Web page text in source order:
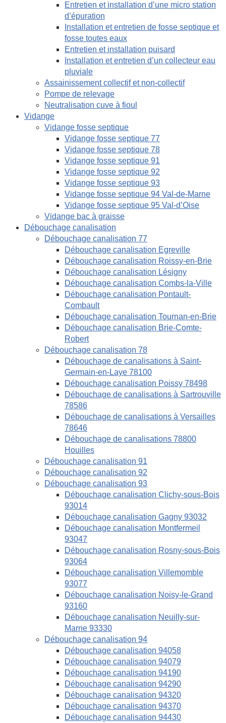
Entretien et installation d’une micro station
d’épuration
Installation et entretien de fosse septique et
fosse toutes eaux
Entretien et installation puisard
Installation et entretien d’un collecteur eau
pluviale
Assainissement collectif et non-collectif
Pompe de relevage
Neutralisation cuve à fioul
Vidange
Vidange fosse septique
Vidange fosse septique 77
Vidange fosse septique 78
Vidange fosse septique 91
Vidange fosse septique 92
Vidange fosse septique 93
Vidange fosse septique 94 Val-de-Marne
Vidange fosse septique 95 Val-d’Oise
Vidange bac à graisse
Débouchage canalisation
Débouchage canalisation 77
Débouchage canalisation Egreville
Débouchage canalisation Roissy-en-Brie
Débouchage canalisation Lésigny
Débouchage canalisation Combs-la-Ville
Débouchage canalisation Pontault-
Combault
Débouchage canalisation Tournan-en-Brie
Débouchage canalisation Brie-Comte-
Robert
Débouchage canalisation 78
Débouchage de canalisations à Saint-
Germain-en-Laye 78100
Débouchage canalisation Poissy 78498
Débouchage de canalisations à Sartrouville
78586
Débouchage de canalisations à Versailles
78646
Débouchage de canalisations 78800
Houilles
Débouchage canalisation 91
Débouchage canalisation 92
Débouchage canalisation 93
Débouchage canalisation Clichy-sous-Bois
93014
Débouchage canalisation Gagny 93032
Débouchage canalisation Montfermeil
93047
Débouchage canalisation Rosny-sous-Bois
93064
Débouchage canalisation Villemomble
93077
Débouchage canalisation Noisy-le-Grand
93160
Débouchage canalisation Neuilly-sur-
Marne 93330
Débouchage canalisation 94
Débouchage canalisation 94058
Débouchage canalisation 94079
Débouchage canalisation 94190
Débouchage canalisation 94290
Débouchage canalisation 94320
Débouchage canalisation 94370
Débouchage canalisation 94430